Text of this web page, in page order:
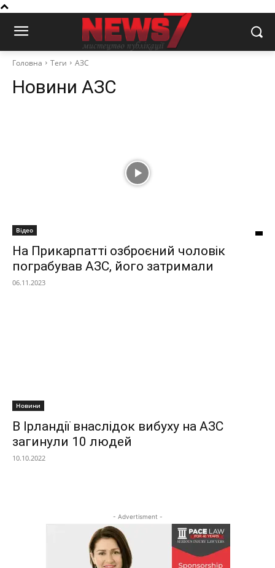
Головна Теги АЗС
Новини АЗС
Відео
На Прикарпатті озброєний чоловік
пограбував АЗС, його затримали
06.11.2023
Новини
В Ірландії внаслідок вибуху на АЗС
загинули 10 людей
10.10.2022
- Advertisment -